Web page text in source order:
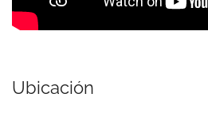
Ubicación